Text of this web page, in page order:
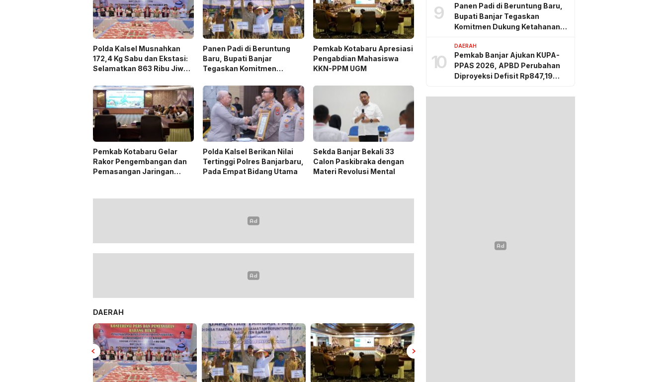
Polda Kalsel Musnahkan
172,4 Kg Sabu dan Ekstasi:
Selamatkan 863 Ribu Jiwa
4,3 Triliun
Panen Padi di Beruntung
Baru, Bupati Banjar
Tegaskan Komitmen
Pemkab Kotabaru Apresiasi
Pengabdian Mahasiswa
KKN-PPM UGM
Pemkab Kotabaru Gelar
Rakor Pengembangan dan
Pemasangan Jaringan
Polda Kalsel Berikan Nilai
Tertinggi Polres Banjarbaru,
Pada Empat Bidang Utama
Sekda Banjar Bekali 33
Calon Paskibraka dengan
Materi Revolusi Mental
DAERAH
9
Panen Padi di Beruntung Baru,
Bupati Banjar Tegaskan
Komitmen Dukung Ketahanan
10
DAERAH
Pemkab Banjar Ajukan KUPA-
PPAS 2026, APBD Perubahan
Diproyeksi Defisit Rp847,19